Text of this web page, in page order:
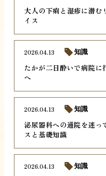
大人の下痢と湿疹に潜む
イス
たかが二日酔いで病院に
へ
2026.04.13 知識
泌尿器科への通院を迷っ
スと基礎知識
2026.04.13 知識
2026.04.13 知識